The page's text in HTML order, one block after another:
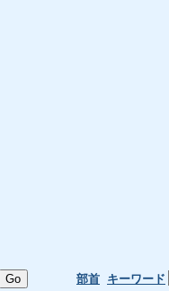
部首 キーワード